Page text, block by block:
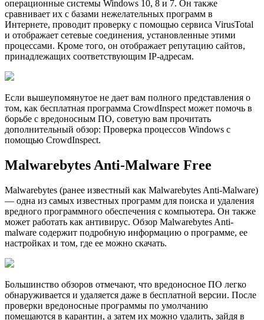
операционные системы Windows 10, 8 и 7. Он также
сравнивает их с базами нежелательных программ в
Интернете, проводит проверку с помощью сервиса VirusTotal
и отображает сетевые соединения, установленные этими
процессами. Кроме того, он отображает репутацию сайтов,
принадлежащих соответствующим IP-адресам.
Если вышеупомянутое не дает вам полного представления о
том, как бесплатная программа CrowdInspect может помочь в
борьбе с вредоносным ПО, советую вам прочитать
дополнительный обзор: Проверка процессов Windows с
помощью CrowdInspect.
Malwarebytes Anti-Malware Free
Malwarebytes (ранее известный как Malwarebytes Anti-Malware)
— одна из самых известных программ для поиска и удаления
вредного программного обеспечения с компьютера. Он также
может работать как антивирус. Обзор Malwarebytes Anti-
malware содержит подробную информацию о программе, ее
настройках и том, где ее можно скачать.
Большинство обзоров отмечают, что вредоносное ПО легко
обнаруживается и удаляется даже в бесплатной версии. После
проверки вредоносные программы по умолчанию
помещаются в карантин, а затем их можно удалить, зайдя в